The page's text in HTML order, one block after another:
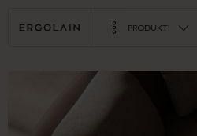
PRODUKTI